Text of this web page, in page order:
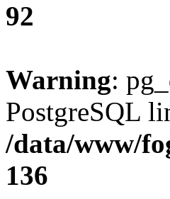
92
Warning:
PostgreSQL
/data/www/
136